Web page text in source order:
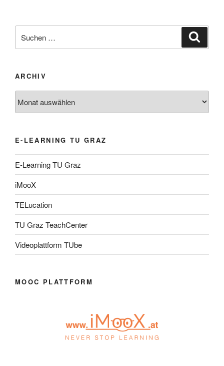
nach:
ARCHIV
E-LEARNING TU GRAZ
E-Learning TU Graz
iMooX
TELucation
TU Graz TeachCenter
Videoplattform TUbe
MOOC PLATTFORM